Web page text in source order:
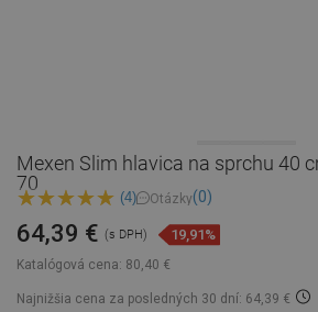
Mexen Slim hlavica na sprchu 40
70
(4) Otázky(0)
Katalógová cena: 80,40 €
64,39 € (s DPH) 19,91%
Najnižšia cena za posledných 30 dní: 64,39 €